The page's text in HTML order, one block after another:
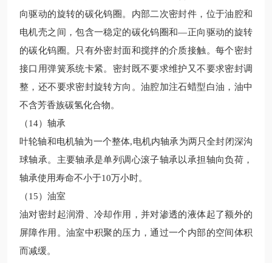
向驱动的旋转的碳化钨圈。内部二次密封件，位于油腔和
电机壳之间，包含一稳定的碳化钨圈和—正向驱动的旋转
的碳化钨圈。只有外密封面和搅拌的介质接触。每个密封
接口用弹簧系统卡紧。密封既不要求维护又不要求密封调
整，还不要求密封旋转方向。油腔加注石蜡型白油，油中
不含芳香族碳氢化合物。
（14）轴承
叶轮轴和电机轴为一个整体,电机内轴承为两只全封闭深沟
球轴承。主要轴承是单列调心滚子轴承以承担轴向负荷，
轴承使用寿命不小于10万小时。
（15）油室
油对密封起润滑、冷却作用，并对渗透的液体起了额外的
屏障作用。油室中积聚的压力，通过一个内部的空间体积
而减缓。